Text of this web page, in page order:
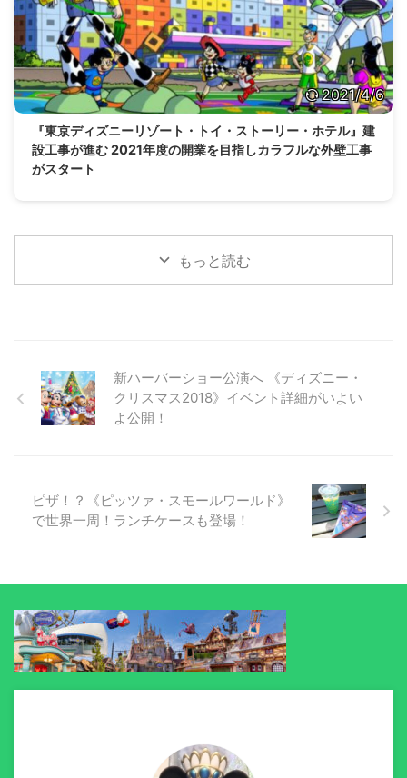
2021/4/6
『東京ディズニーリゾート・トイ・ストーリー・ホテル』建
設工事が進む 2021年度の開業を目指しカラフルな外壁工事
がスタート
もっと読む
新ハーバーショー公演へ 《ディズニー・
クリスマス2018》イベント詳細がいよい
よ公開！
ピザ！？《ピッツァ・スモールワールド》
で世界一周！ランチケースも登場！